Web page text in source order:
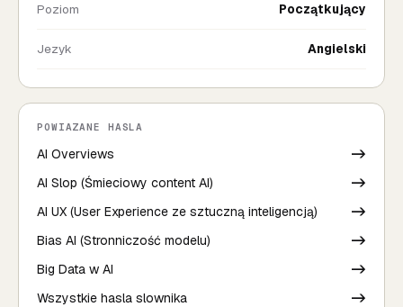
Poziom Początkujący
Jezyk Angielski
POWIAZANE HASLA
AI Overviews
->
AI Slop (Śmieciowy content AI)
->
AI UX (User Experience ze sztuczną inteligencją)
->
Bias AI (Stronniczość modelu)
->
Big Data w AI
->
Wszystkie hasla slownika
->